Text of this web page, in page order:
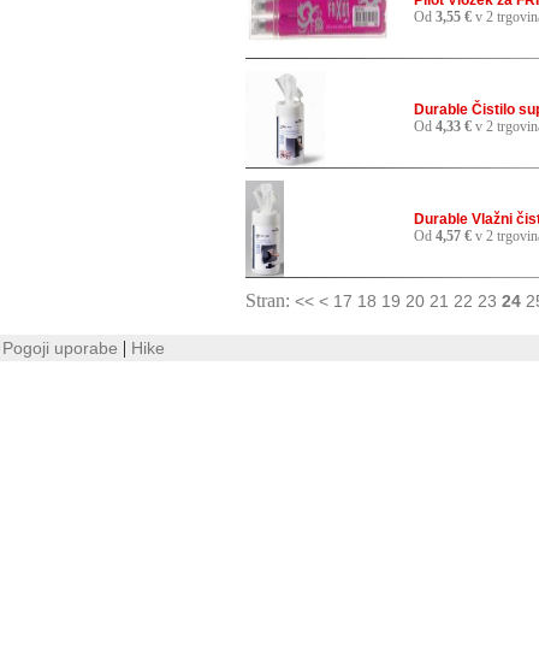
Od 3,55 € v 2
Durable Čistilo
Od 4,33 € v 2
Durable Vlažni
Od 4,57 € v 2
Stran: << < 17 18 19 20 21 22 23 24
Pogoji uporabe | Hike